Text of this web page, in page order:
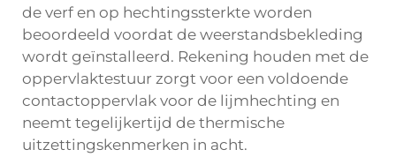
de verf en op hechtingssterkte worden
beoordeeld voordat de weerstandsbekleding
wordt geïnstalleerd. Rekening houden met de
oppervlaktestuur zorgt voor een voldoende
contactoppervlak voor de lijmhechting en
neemt tegelijkertijd de thermische
uitzettingskenmerken in acht.